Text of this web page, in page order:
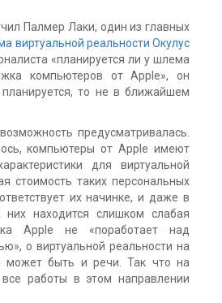
Палмер Лаки, один из главных
виртуальной реальности Окулус
«планируется ли у шлема
компьютеров от Apple», он
то не в ближайшем
предусматривалась.
компьютеры от Apple имеют
для виртуальной
стоимость таких персональных
их начинке, и даже в
находится слишком слабая
Apple не «поработает над
о виртуальной реальности на
может быть и речи. Так что на
работы в этом направлении